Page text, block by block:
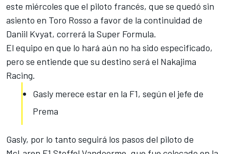
este miércoles que el piloto francés, que se quedó sin
asiento en Toro Rosso a favor de la continuidad de
Daniil Kvyat, correrá la Super Formula.
El equipo en que lo hará aún no ha sido especificado,
pero se entiende que su destino será el Nakajima
Racing.
Gasly merece estar en la F1, según el jefe de
Prema
Gasly, por lo tanto seguirá los pasos del piloto de